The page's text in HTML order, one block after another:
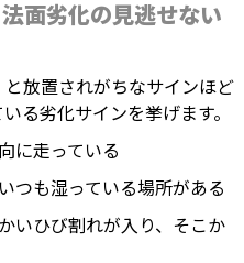
面劣化の見逃せない
放置されがちなサインほど
る劣化サインを挙げます。
に走っている
つも湿っている場所がある
いひび割れが入り、そこか